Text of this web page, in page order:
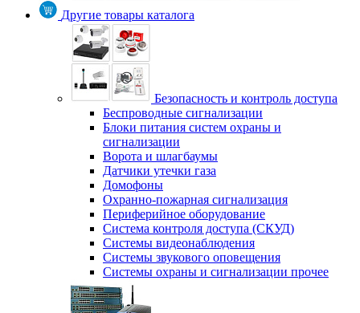
Другие товары каталога
Безопасность и контроль доступа
Беспроводные сигнализации
Блоки питания систем охраны и
сигнализации
Ворота и шлагбаумы
Датчики утечки газа
Домофоны
Охранно-пожарная сигнализация
Периферийное оборудование
Система контроля доступа (СКУД)
Системы видеонаблюдения
Системы звукового оповещения
Системы охраны и сигнализации прочее